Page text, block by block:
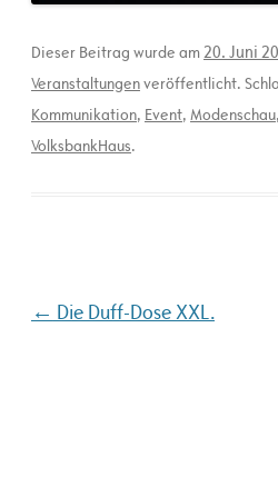
Dieser Beitrag wurde am20. Juni
Veranstaltungenveröffentlicht.
Kommunikation, Event, Modenschau,
VolksbankHaus.
Beitragsnavigation
← Die Duff-Dose XXL.